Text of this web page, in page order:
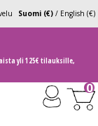
Suomi (€) / English (€)
yli 125€ tilauksille,
0